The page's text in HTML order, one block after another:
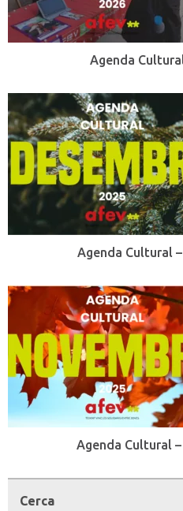
Agenda
Agenda Cultural
Agenda Cultural
Cerca